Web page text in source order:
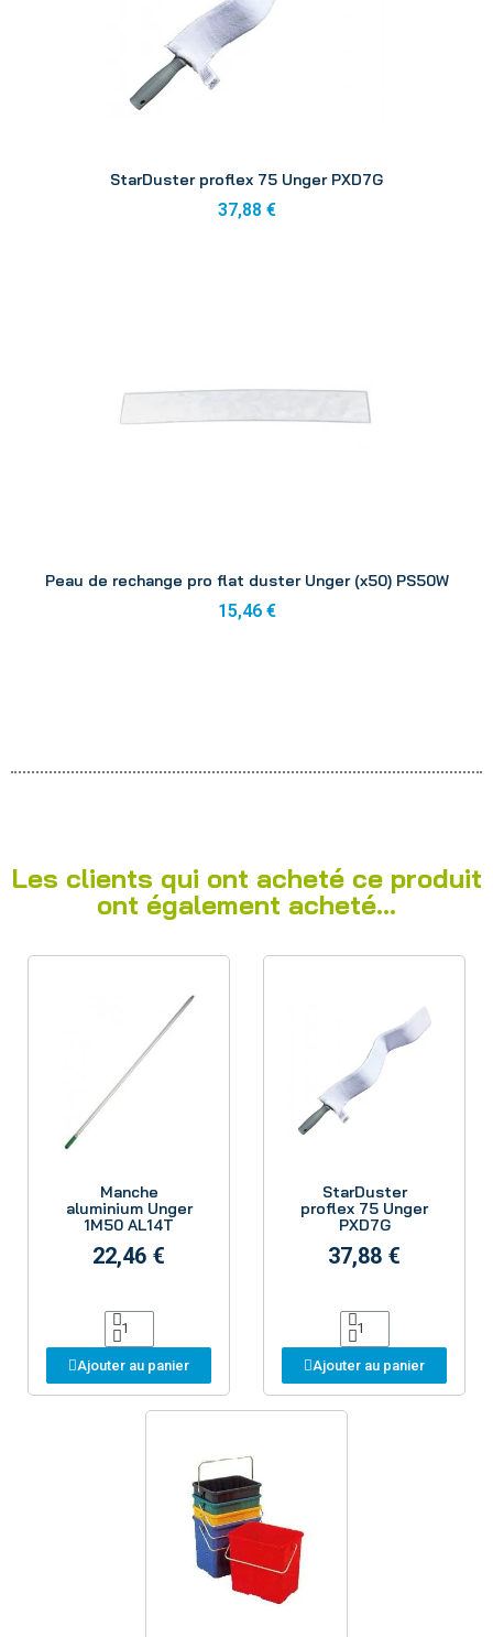
StarDuster proflex 75 Unger PXD7G
37,88 €
Peau de rechange pro flat duster Unger (x50) PS50W
15,46 €
Les clients qui ont acheté ce produit
ont également acheté...
Manche
aluminium Unger
1M50 AL14T
22,46 €
Ajouter au panier
StarDuster
proflex 75 Unger
PXD7G
37,88 €
Ajouter au panier